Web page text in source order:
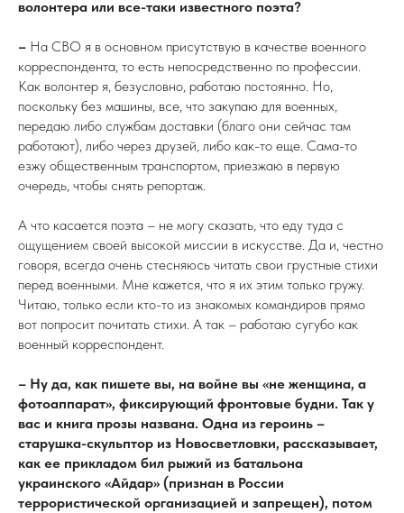
волонтера или все-таки известного поэта?
– На СВО я в основном присутствую в качестве военного
корреспондента, то есть непосредственно по профессии.
Как волонтер я, безусловно, работаю постоянно. Но,
поскольку без машины, все, что закупаю для военных,
передаю либо службам доставки (благо они сейчас там
работают), либо через друзей, либо как-то еще. Сама-то
езжу общественным транспортом, приезжаю в первую
очередь, чтобы снять репортаж.
А что касается поэта – не могу сказать, что еду туда с
ощущением своей высокой миссии в искусстве. Да и, честно
говоря, всегда очень стесняюсь читать свои грустные стихи
перед военными. Мне кажется, что я их этим только гружу.
Читаю, только если кто-то из знакомых командиров прямо
вот попросит почитать стихи. А так – работаю сугубо как
военный корреспондент.
– Ну да, как пишете вы, на войне вы «не женщина, а
фотоаппарат», фиксирующий фронтовые будни. Так у
вас и книга прозы названа. Одна из героинь –
старушка-скульптор из Новосветловки, рассказывает,
как ее прикладом бил рыжий из батальона
украинского «Айдар» (признан в России
террористической организацией и запрещен), потом